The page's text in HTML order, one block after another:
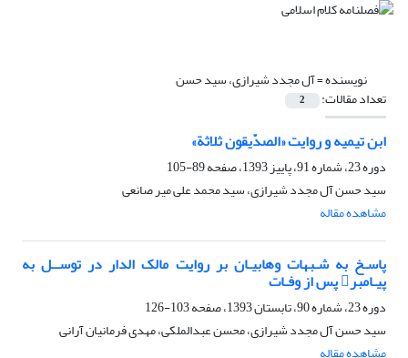
نویسنده =آل مجدد شیرازی، سید حسن
تعداد مقالات: 2
ابن تیمیه و روایت «الصدّیقون ثلاثة»
دوره 23، شماره 91، پاییز 1393، صفحه
89-105
سید حسن آل مجدد شیرازی، سید محمد علی میر صانعی
مشاهده مقاله
پاسـخ به شـبهات وهابیـان بر روایت مالک الدار در توســل به
پیـامبر پس از وفـات
دوره 23، شماره 90، تابستان 1393، صفحه
103-126
سید حسن آل مجدد شیرازی، محسن عبدالملکی، مهدی فرمانیان آرانی